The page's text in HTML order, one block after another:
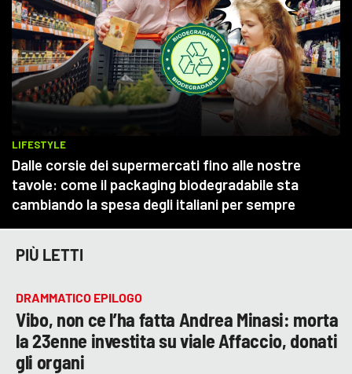
PIÙ LETTI
DRAMMATICO EPILOGO
Vibo, non ce l’ha fatta Andrea Minasi: morta
la 23enne investita su viale Affaccio, donati
gli organi